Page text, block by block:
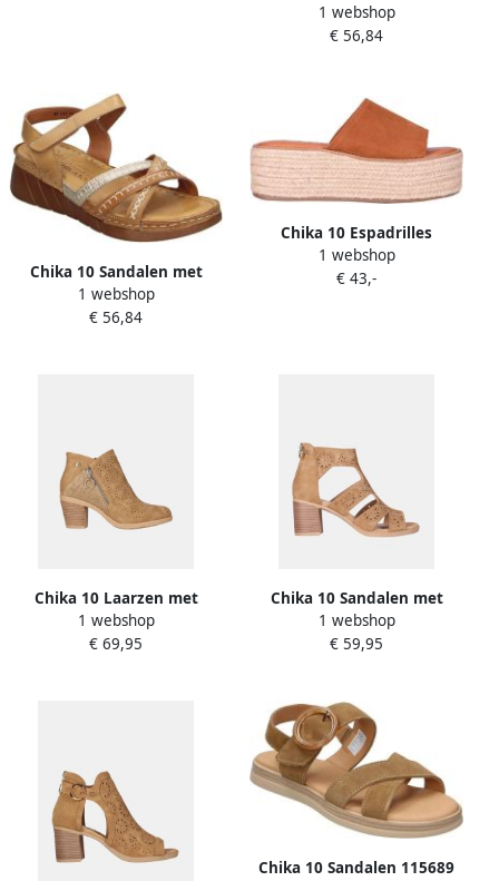
hakken 115673
1 webshop
€ 56,84
Chika 10 Sandalen met
sleehak 115683
1 webshop
€ 56,84
Chika 10 Espadrilles
MANDEN BONNA 26
1 webshop
€ 43,-
Chika 10 Laarzen met
hakken TONIA 18
1 webshop
€ 69,95
Chika 10 Sandalen met
hakken ROSALINDA 07
1 webshop
€ 59,95
Chika 10 Sandalen 115689